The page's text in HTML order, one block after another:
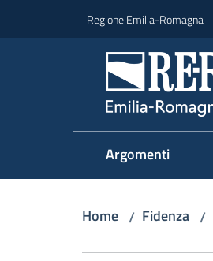
Regione Emilia-Romagna
Argomenti
Home / Fidenza /